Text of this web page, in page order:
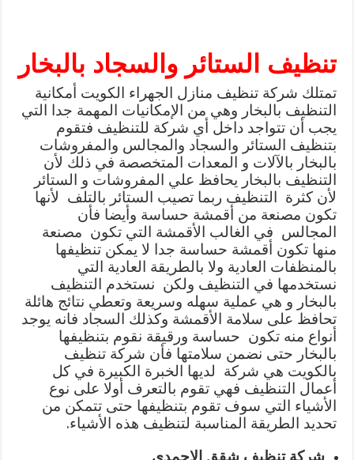
تنظيف الستائر والسجاد بالبخار
تمتلك شركة تنظيف منازل الجهراء الكويت أمكانية
التنظيف بالبخار وهي من الإمكانيات المهمة جدا التي
يجب أن تتواجد داخل أي شركة للتنظيف فتقوم
بتنظيف الستائر والسجاد والمجالس والمفروشات
بالبخار بالآلات و المعدات المتخصصة في ذلك لأن
التنظيف بالبخار يحافظ علي المفروشات و الستائر
لأن كثرة التنظيف ربما تصيب الستائر بالتلف لأنها
تكون مصنعة من أقمشة حساسة وأيضا فأن
المجالس في الغالب الأقمشة التي تكون مصنعة
منها تكون أقمشة حساسة جدا لا يمكن تنظيفها
بالمنظفات العادية ولا بالطريقة العادية التي
نستخدمها في التنظيف ولكن نستخدم التنظيف
بالبخار و هي عملية سهله وسريعة وتعطي نتائج هائلة
تحافظ على سلامة الأقمشة وكذلك السجاد فانه يوجد
أنواع منه تكون حساسة ورقيقة نقوم بتنظيفها
بالبخار حتى نضمن سلامتها فأن شركة تنظيف
بالكويت هي شركة لديها الخبرة الكبيرة في كل
أعمال التنظيف فهي تقوم بالتعرف أولا على نوع
الأشياء التي سوف تقوم بتنظيفها حتى تتمكن من
تحديد الطريقة المناسبة لتنظيف هذه الأشياء.